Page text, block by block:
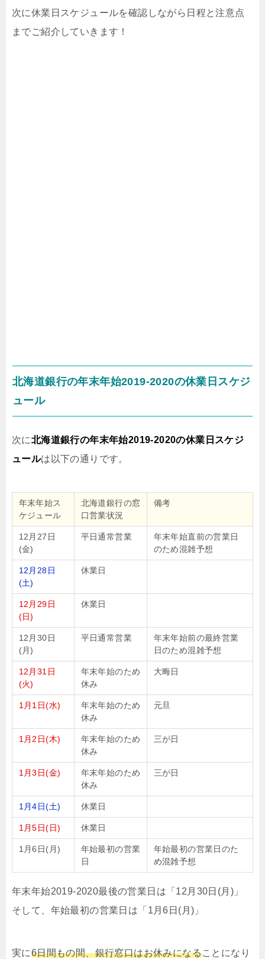
次に休業日スケジュールを確認しながら日程と注意点
までご紹介していきます！
北海道銀行の年末年始2019-2020の休業日スケジ
ュール
次に北海道銀行の年末年始2019-2020の休業日スケジ
ュールは以下の通りです。
年末年始ス
ケジュール
北海道銀行の窓
口営業状況
備考
12月27日
(金)
平日通常営業
年末年始直前の営業日
のため混雑予想
12月28日
(土)
休業日
12月29日
(日)
休業日
12月30日
(月)
平日通常営業
年末年始前の最終営業
日のため混雑予想
12月31日
(火)
年末年始のため
休み
大晦日
1月1日(水)
年末年始のため
休み
元旦
1月2日(木)
年末年始のため
休み
三が日
1月3日(金)
年末年始のため
休み
三が日
1月4日(土) 休業日
1月5日(日) 休業日
1月6日(月)
年始最初の営業
日
年始最初の営業日のた
め混雑予想
年末年始2019-2020最後の営業日は「12月30日(月)」
そして、年始最初の営業日は「1月6日(月)」
実に6日間もの間、銀行窓口はお休みになることになり